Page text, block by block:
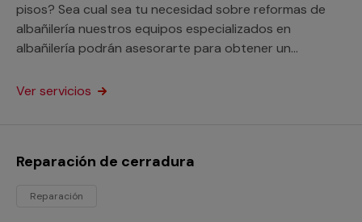
pisos? Sea cual sea tu necesidad sobre reformas de
albañilería nuestros equipos especializados en
albañilería podrán asesorarte para obtener un
Ver servicios
Reparación de cerradura
Reparación